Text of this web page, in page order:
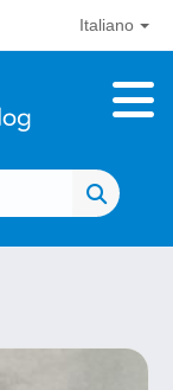
Italiano